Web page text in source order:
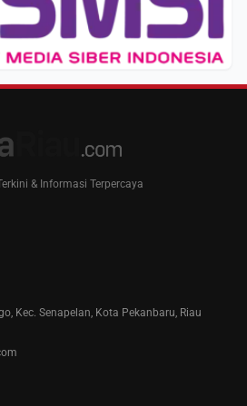
& Informasi Terpercaya
Kec. Senapelan, Kota Pekanbaru, Riau